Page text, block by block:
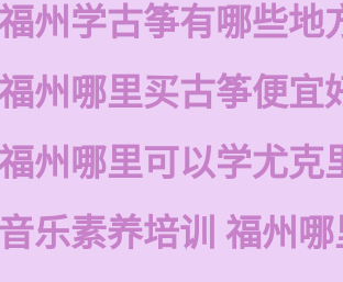
州学古筝有哪些地
州哪里买古筝便宜
州哪里可以学尤克
音乐素养培训 福州